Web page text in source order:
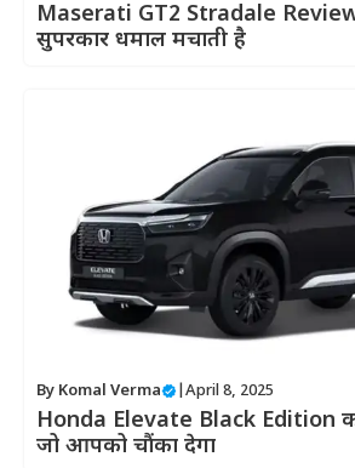
Maserati GT2 Stradale
सुपरकार धमाल मचाती है
By Komal Verma April 8, 2025
Honda Elevate Black Edition
जो आपको चौंका देगा